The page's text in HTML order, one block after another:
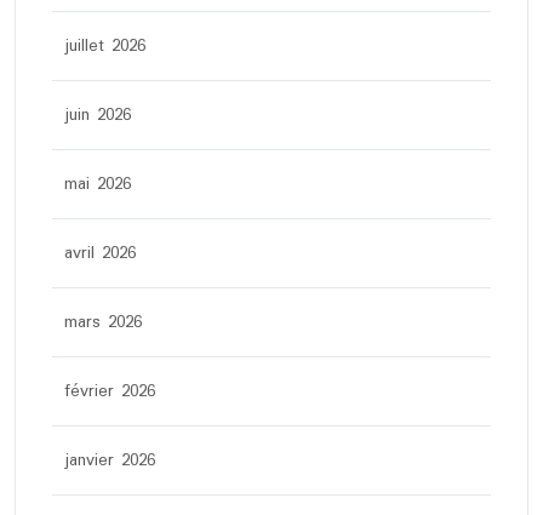
juillet 2026
juin 2026
mai 2026
avril 2026
mars 2026
février 2026
janvier 2026